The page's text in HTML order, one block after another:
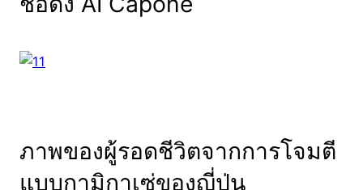
ภาพของผู้รอดชีวิตจากการโจมตี
แบบกามิกาเซ่ของญี่ปุ่น